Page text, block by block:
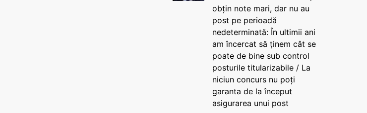
obțin note mari, dar nu au
post pe perioadă
nedeterminată: În ultimii ani
am încercat să ținem cât se
poate de bine sub control
posturile titularizabile / La
niciun concurs nu poți
garanta de la început
asigurarea unui post